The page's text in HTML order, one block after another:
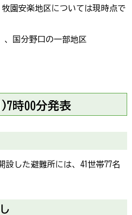
園安楽地区については現時点で
、国分野口の一部地区
時00分発表
設した避難所には、41世帯77名